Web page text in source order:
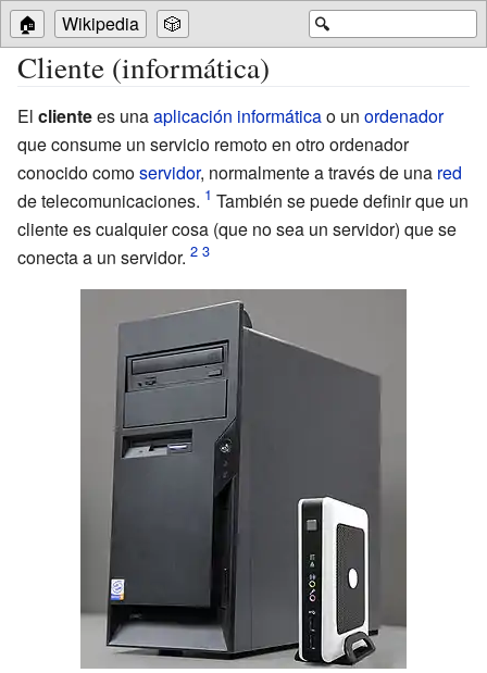
🔍
🏠 Wikipedia 🎲
Cliente (informática)
El clientees unaaplicación informáticao un ordenador
que consume un servicio remoto en otro ordenador
conocido comoservidor, normalmente a través de una red
de telecomunicaciones.
También se puede definir que un
cliente es cualquier cosa (que no sea un servidor) que se
conecta a un servidor.